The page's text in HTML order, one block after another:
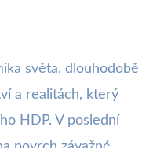
světa, dlouhodobě
a realitách, který
HDP. V poslední